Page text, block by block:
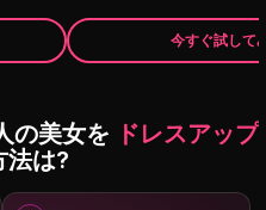
今すぐ試して
の美女を ドレスアップ
法は?